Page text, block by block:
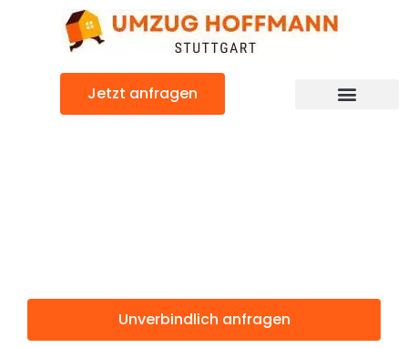
Jetzt anfragen
Unverbindlich anfragen